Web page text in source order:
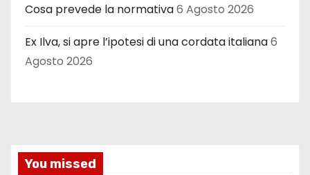
Cosa prevede la normativa6 Agosto 2026
Ex Ilva, si apre l’ipotesi di una cordata italiana6
Agosto 2026
You missed